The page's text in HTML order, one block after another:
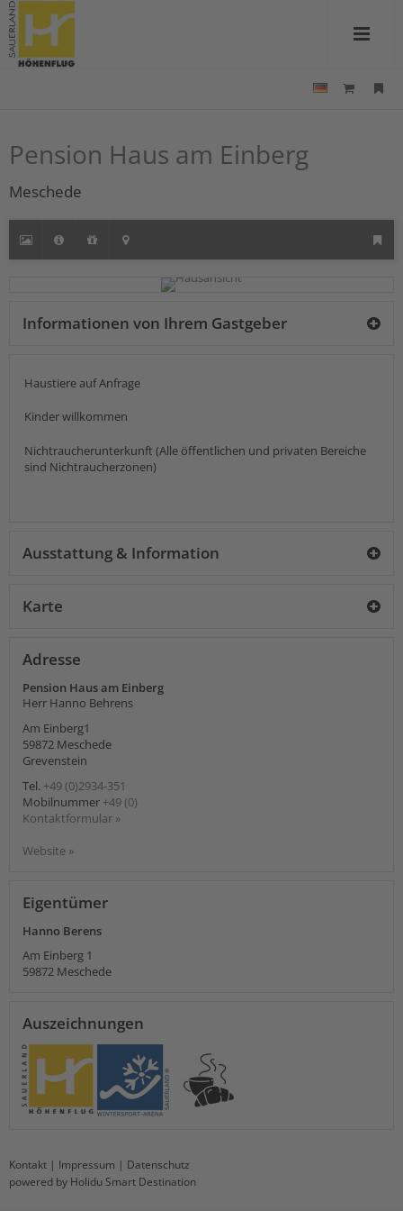
Pension Haus am Einberg
Meschede
Informationen von Ihrem Gastgeber
Haustiere auf Anfrage
Kinder willkommen
Nichtraucherunterkunft (Alle öffentlichen und privaten Bereiche
sind Nichtraucherzonen)
Ausstattung & Information
Karte
Adresse
Pension Haus am Einberg
Herr Hanno Behrens
Am Einberg1
59872 Meschede
Grevenstein
Tel. +49 (0)2934-351
Mobilnummer +49 (0)
Kontaktformular »
Website »
Eigentümer
Hanno Berens
Am Einberg 1
59872 Meschede
Auszeichnungen
Kontakt | Impressum | Datenschutz
powered by Holidu Smart Destination